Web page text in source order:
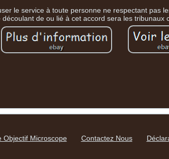
le service à toute personne ne respectant pas
de ou lié à cet accord sera les tribunaux
Objectif Microscope Contactez Nous